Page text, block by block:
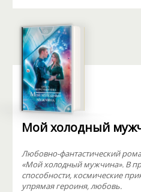
Мой холодный
Любовно-фантастический
«Мой холодный мужчина». В
способности, космические
упрямая героиня, любовь.